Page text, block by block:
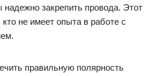
закрепить провода. Этот
не имеет опыта в работе с
правильную полярность